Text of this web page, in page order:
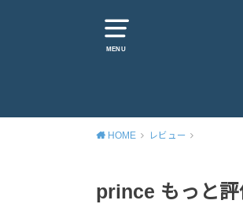
MENU
HOME レビュー
prince もっと評